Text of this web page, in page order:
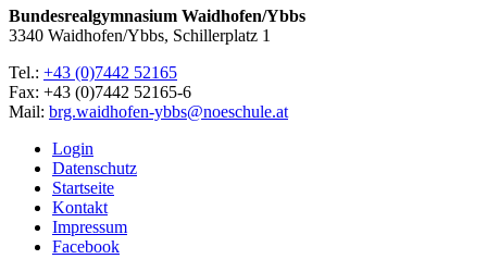
Bundesrealgymnasium Waidhofen/Ybbs
3340 Waidhofen/Ybbs, Schillerplatz 1
Tel.: +43 (0)7442 52165
Fax: +43 (0)7442 52165-6
Mail: brg.waidhofen-ybbs@noeschule.at
Login
Datenschutz
Startseite
Kontakt
Impressum
Facebook